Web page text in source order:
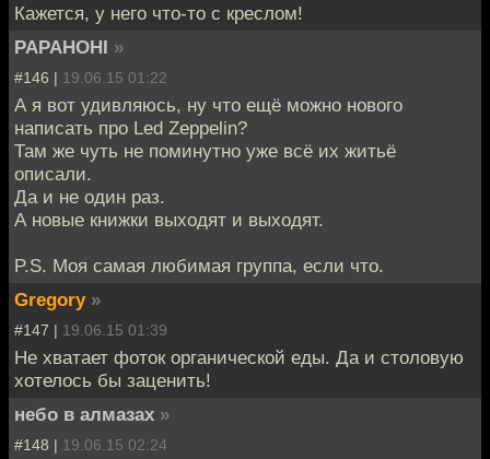
Кажется, у него что-то с креслом!
PAPAHOHI »
#146 | 19.06.15 01:22
А я вот удивляюсь, ну что ещё можно нового
написать про Led Zeppelin?
Там же чуть не поминутно уже всё их житьё
описали.
Да и не один раз.
А новые книжки выходят и выходят.
P.S. Моя самая любимая группа, если что.
Gregory »
#147 | 19.06.15 01:39
Не хватает фоток органической еды. Да и столовую
хотелось бы заценить!
небо в алмазах »
#148 | 19.06.15 02:24